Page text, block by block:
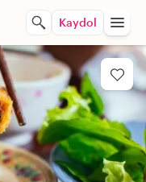
Kaydol